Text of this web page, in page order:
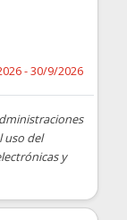
- 30/9/2026
uso del
y